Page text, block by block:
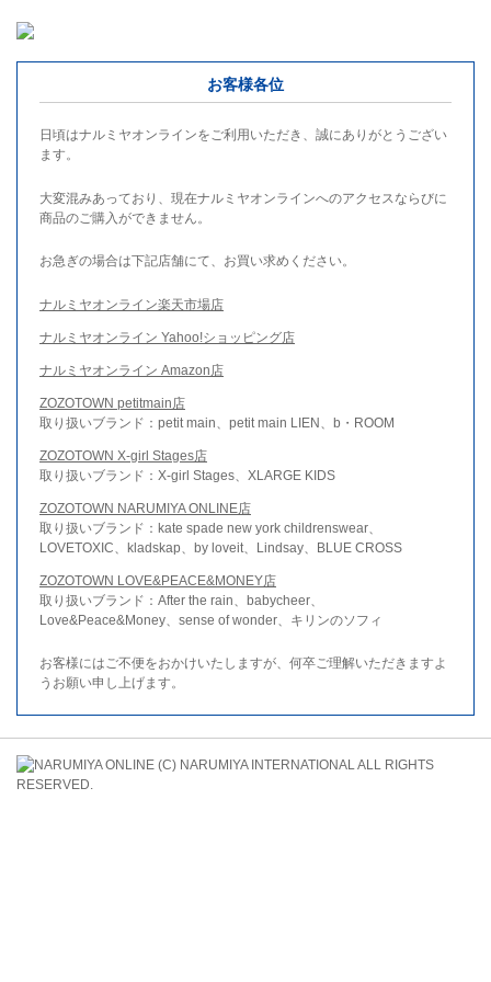
お客様各位
日頃はナルミヤオンラインをご利用いただき、誠にありがとうござい
ます。
大変混みあっており、現在ナルミヤオンラインへのアクセスならびに
商品のご購入ができません。
お急ぎの場合は下記店舗にて、お買い求めください。
ナルミヤオンライン楽天市場店
ナルミヤオンライン Yahoo!ショッピング店
ナルミヤオンライン Amazon店
ZOZOTOWN petitmain店
取り扱いブランド：petit main、petit main LIEN、b・ROOM
ZOZOTOWN X-girl Stages店
取り扱いブランド：X-girl Stages、XLARGE KIDS
ZOZOTOWN NARUMIYA ONLINE店
取り扱いブランド：kate spade new york childrenswear、
LOVETOXIC、kladskap、by loveit、Lindsay、BLUE CROSS
ZOZOTOWN LOVE&PEACE&MONEY店
取り扱いブランド：After the rain、babycheer、
Love&Peace&Money、sense of wonder、キリンのソフィ
お客様にはご不便をおかけいたしますが、何卒ご理解いただきますよ
うお願い申し上げます。